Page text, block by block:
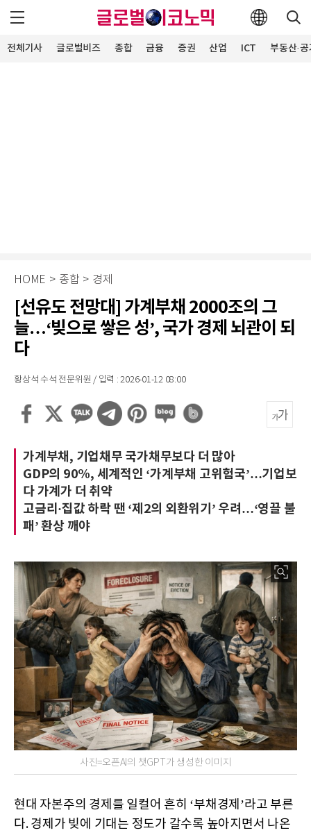
전체기사 글로벌비즈 종합 금융 증권 산업 ICT 부동산·
HOME > 종합 > 경제
[선유도 전망대] 가계부채 2000조의 그
늘…‘빚으로 쌓은 성’, 국가 경제 뇌관이 되
다
황상석 수석 전문위원 / 입력 : 2026-01-12 08:00
가계부채, 기업채무 국가채무보다 더 많아
GDP의 90%, 세계적인 ‘가계부채 고위험국’…기업보
다 가계가 더 취약
고금리·집값 하락 땐 ‘제2의 외환위기’ 우려…‘영끌 불
패’ 환상 깨야
사진=오픈AI의 챗GPT가 생성한 이미지
현대 자본주의 경제를 일컬어 흔히 ‘부채경제’라고 부른
다. 경제가 빚에 기대는 정도가 갈수록 높아지면서 나온